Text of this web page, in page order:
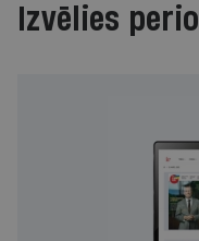
Izvēlies